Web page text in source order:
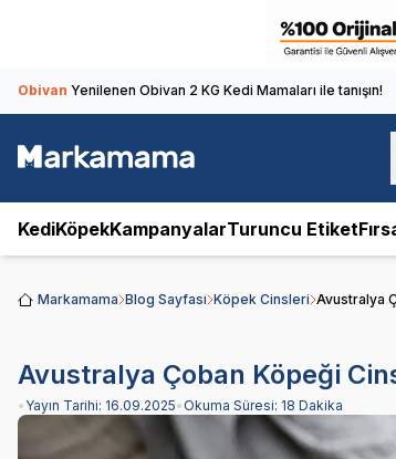
Obivan Yenilenen Obivan 2 KG Kedi Mamaları ile tanışın!
KediKöpekKampanyalarTuruncu Etiket
Markamama Blog Sayfası Köpek Cinsleri Avustralya
Avustralya Çoban Köpeği
• Yayın Tarihi: 16.09.2025•Okuma Süresi: 18 Dakika